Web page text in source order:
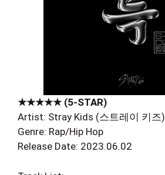
★★★★★ (5-STAR)
Artist: Stray Kids (스트레이 키즈)
Genre: Rap/Hip Hop
Release Date: 2023.06.02